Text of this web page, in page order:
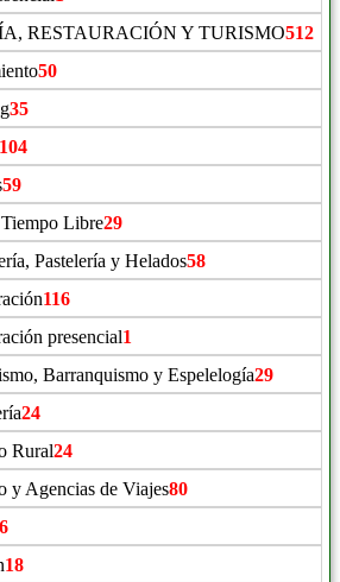
RESTAURACIÓN Y TURISMO512
50
35
104
59
Libre29
Pastelería y Helados58
116
presencial1
Barranquismo y Espelelogía29
24
Rural24
y Agencias de Viajes80
18